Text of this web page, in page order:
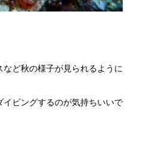
ど秋の様子が見られるように
ビングするのが気持ちいいで